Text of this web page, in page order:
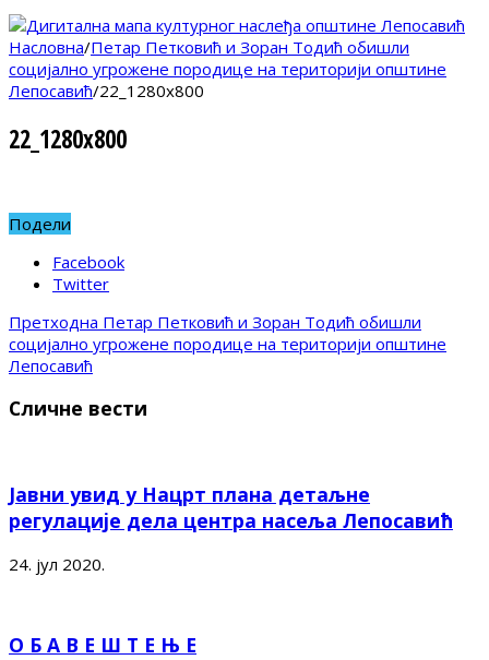
Насловна/Петар Петковић и Зоран Тодић обишли
социјално угрожене породице на територији општине
Лепосавић/22_1280x800
22_1280x800
Подели
Facebook
Twitter
Претходна Петар Петковић и Зоран Тодић обишли
социјално угрожене породице на територији општине
Лепосавић
Сличне вести
Јавни увид у Нацрт плана детаљне
регулације дела центра насеља Лепосавић
24. јул 2020.
О Б А В Е Ш Т Е Њ Е